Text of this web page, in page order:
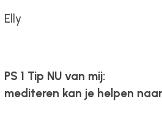
Elly
PS 1 Tip NU van mij:
mediteren kan je helpen